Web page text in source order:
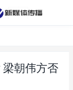
朝伟方否